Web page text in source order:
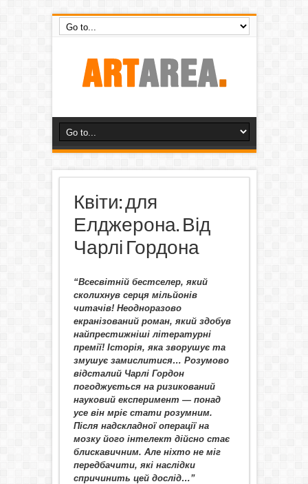
Квіти: для
Елджерона. Від
Чарлі Гордона
“Всесвітній бестселер, який
сколихнув серця мільйонів
читачів! Неодноразово
екранізований роман, який здобув
найпрестижніші літературні
премії! Історія, яка зворушує та
змушує замислитися… Розумово
відсталий Чарлі Гордон
погоджується на ризикований
науковий експеримент — понад
усе він мріє стати розумним.
Після надскладної операції на
мозку його інтелект дійсно стає
блискавичним. Але ніхто не міг
передбачити, які наслідки
спричинить цей дослід…”